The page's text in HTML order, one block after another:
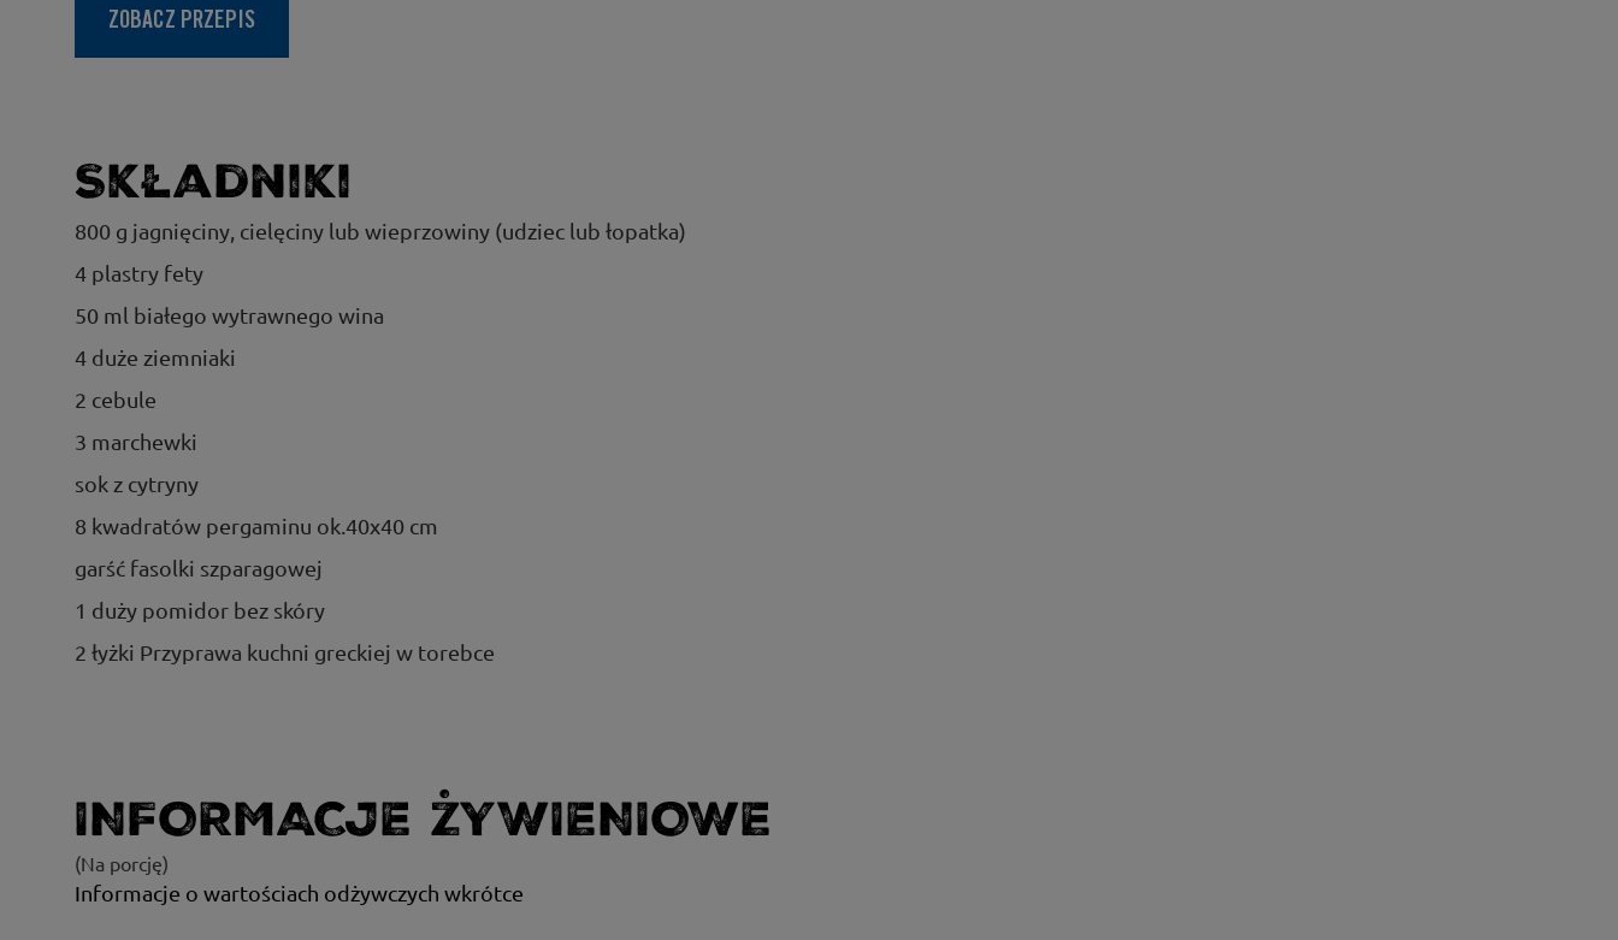
ZOBACZ PRZEPIS
Składniki
800 g jagnięciny, cielęciny lub wieprzowiny (udziec lub łopatka)
4 plastry fety
50 ml białego wytrawnego wina
4 duże ziemniaki
2 cebule
3 marchewki
sok z cytryny
8 kwadratów pergaminu ok.40x40 cm
garść fasolki szparagowej
1 duży pomidor bez skóry
2 łyżki Przyprawa kuchni greckiej w torebce
INFORMACJE ŻYWIENIOWE
(Na porcję)
Informacje o wartościach odżywczych wkrótce